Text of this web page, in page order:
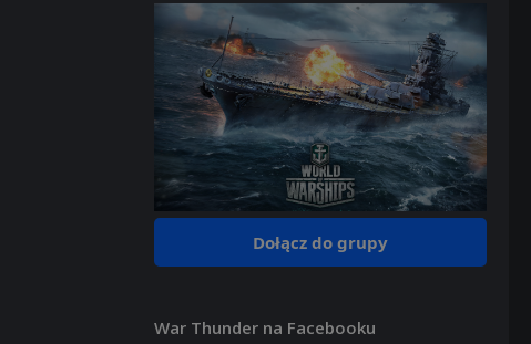
Dołącz do grupy
War Thunder na Facebooku